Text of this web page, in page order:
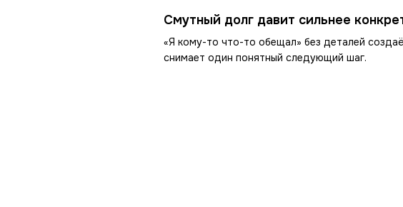
Смутный долг давит сильнее
«Я кому-то что-то обещал» без деталей
снимает один понятный следующий шаг.